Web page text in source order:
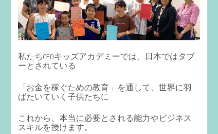
私たちCEOキッズアカデミーでは、日本ではタブ
ーとされている
「お金を稼ぐための教育」を通して、世界に羽
ばたいていく子供たちに
これから、本当に必要とされる能力やビジネス
スキルを授けます。